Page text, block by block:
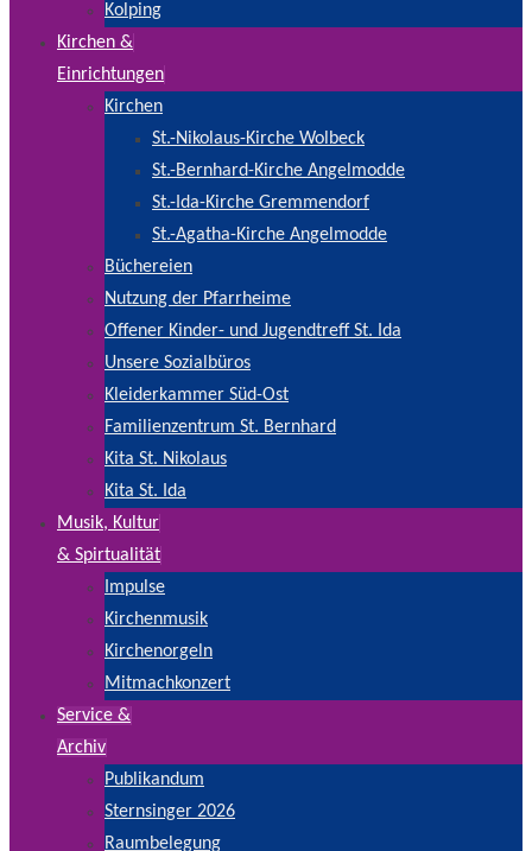
Kolping
Kirchen &
Einrichtungen
Kirchen
St.-Nikolaus-Kirche Wolbeck
St.-Bernhard-Kirche Angelmodde
St.-Ida-Kirche Gremmendorf
St.-Agatha-Kirche Angelmodde
Büchereien
Nutzung der Pfarrheime
Offener Kinder- und Jugendtreff St. Ida
Unsere Sozialbüros
Kleiderkammer Süd-Ost
Familienzentrum St. Bernhard
Kita St. Nikolaus
Kita St. Ida
Musik, Kultur
& Spirtualität
Impulse
Kirchenmusik
Kirchenorgeln
Mitmachkonzert
Service &
Archiv
Publikandum
Sternsinger 2026
Raumbelegung